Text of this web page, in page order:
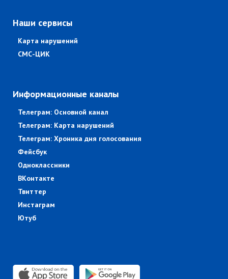
Наши сервисы
Карта нарушений
СМС-ЦИК
Информационные каналы
Телеграм: Основной канал
Телеграм: Карта нарушений
Телеграм: Хроника дня голосования
Фейсбук
Одноклассники
ВКонтакте
Твиттер
Инстаграм
Ютуб